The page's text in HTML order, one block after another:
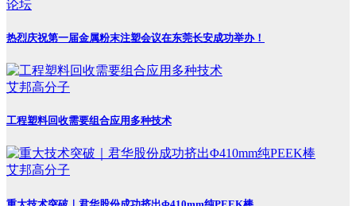
论坛
热烈庆祝第一届金属粉末注塑会议在东莞长安成功举办！
艾邦高分子
工程塑料回收需要组合应用多种技术
艾邦高分子